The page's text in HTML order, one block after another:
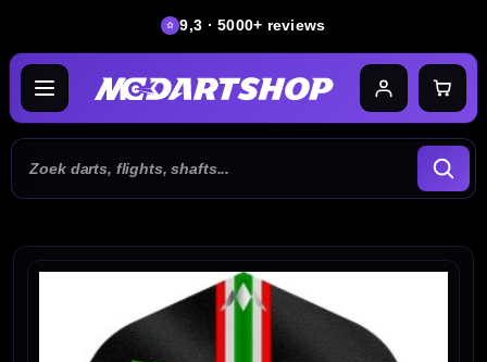
9,3 · 5000+ reviews